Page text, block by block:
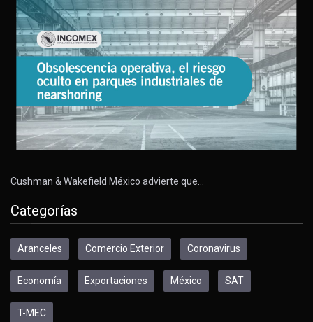
Cushman & Wakefield México advierte que…
Categorías
Aranceles Comercio Exterior Coronavirus
Economía Exportaciones México SAT
T-MEC